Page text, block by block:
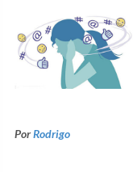
PorRodrigo